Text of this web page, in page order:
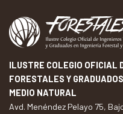
ILUSTRE COLEGIO OFICIAL
FORESTALES Y
MEDIO NATURAL
Avd. Menéndez Pelayo 75,